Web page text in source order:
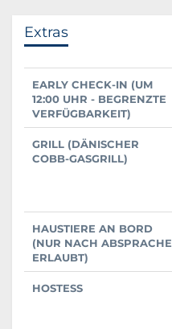
Extras
EARLY CHECK-IN (UM
12:00 UHR - BEGRENZTE
VERFÜGBARKEIT)
GRILL (DÄNISCHER
COBB-GASGRILL)
HAUSTIERE AN BORD
(NUR NACH ABSPRACHE
ERLAUBT)
HOSTESS